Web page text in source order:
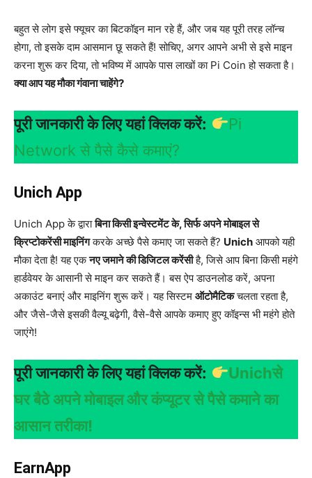
बहुत से लोग इसे फ्यूचर का बिटकॉइन मान रहे हैं, और जब यह पूरी तरह लॉन्च
होगा, तो इसके दाम आसमान छू सकते हैं! सोचिए, अगर आपने अभी से इसे माइन
करना शुरू कर दिया, तो भविष्य में आपके पास लाखों का Pi Coin हो सकता है।
क्या आप यह मौका गंवाना चाहेंगे?
पूरी जानकारी के लिए यहां क्लिक करें:
Pi
Network से पैसे कैसे कमाएं?
Unich App
Unich App के द्वाराबिना किसी इन्वेस्टमेंट के, सिर्फ अपने मोबाइल से
क्रिप्टोकरेंसी माइनिंगकरके अच्छे पैसे कमाए जा सकते हैं? Unich आपको यही
मौका देता है! यह एकनए जमाने की डिजिटल करेंसीहै, जिसे आप बिना किसी महंगे
हार्डवेयर के आसानी से माइन कर सकते हैं। बस ऐप डाउनलोड करें, अपना
अकाउंट बनाएं और माइनिंग शुरू करें। यह सिस्टम ऑटोमैटिकचलता रहता है,
और जैसे-जैसे इसकी वैल्यू बढ़ेगी, वैसे-वैसे आपके कमाए हुए कॉइन्स भी महंगे होते
जाएंगे!
पूरी जानकारी के लिए यहां क्लिक करें:
Unichसे
घर बैठे अपने मोबाइल और कंप्यूटर से पैसे कमाने का
आसान तरीका!
EarnApp